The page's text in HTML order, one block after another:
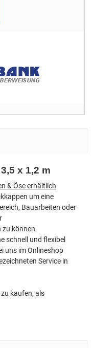
x 1,2 m
& Öse erhältlich
um eine
Bauarbeiten oder
können.
schnell und flexibel
uns im Onlineshop
Service in
kaufen, als